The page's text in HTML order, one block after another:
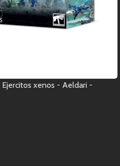
Ejercitos xenos - Aeldari -